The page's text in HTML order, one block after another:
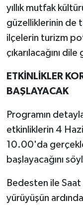
yıllık mutfak
güzelliklerinin de
ilçelerin turizm
çıkarılacağını
ETKİNLİKLER
BAŞLAYACAK
Programın
etkinliklerin 4
10.00'da
başlayacağını
Bedesten ile Saat
yürüyüşün